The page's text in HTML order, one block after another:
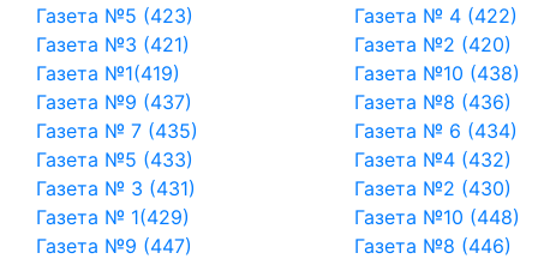
Газета №5 (423)
Газета № 4 (422)
Газета №3 (421)
Газета №2 (420)
Газета №1(419)
Газета №10 (438)
Газета №9 (437)
Газета №8 (436)
Газета № 7 (435)
Газета № 6 (434)
Газета №5 (433)
Газета №4 (432)
Газета № 3 (431)
Газета №2 (430)
Газета № 1(429)
Газета №10 (448)
Газета №9 (447)
Газета №8 (446)